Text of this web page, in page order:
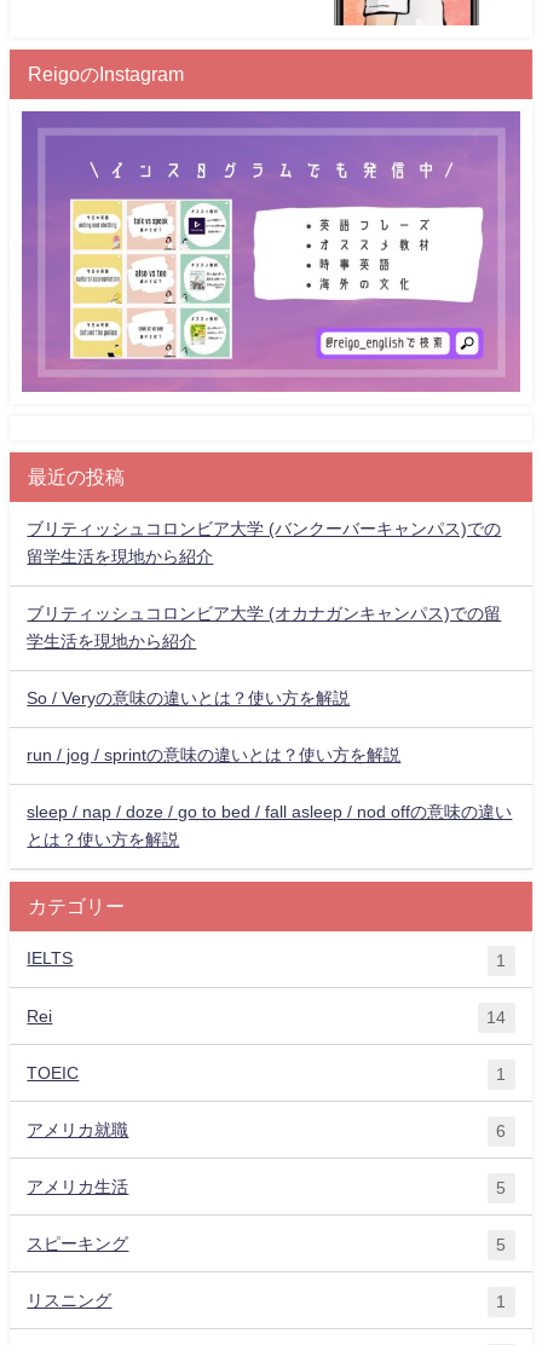
ReigoのInstagram
最近の投稿
ブリティッシュコロンビア大学 (バンクーバーキャンパス)での
留学生活を現地から紹介
ブリティッシュコロンビア大学 (オカナガンキャンパス)での留
学生活を現地から紹介
So / Veryの意味の違いとは？使い方を解説
run / jog / sprintの意味の違いとは？使い方を解説
sleep / nap / doze / go to bed / fall asleep / nod offの意味の違い
とは？使い方を解説
カテゴリー
IELTS 1
Rei 14
TOEIC 1
アメリカ就職 6
アメリカ生活 5
スピーキング 5
リスニング 1